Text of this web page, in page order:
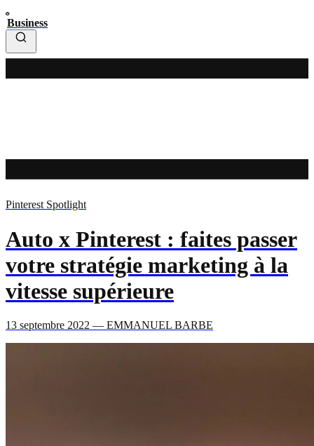
Business
Pinterest Spotlight
Auto x Pinterest : faites passer
votre stratégie marketing à la
vitesse supérieure
13 septembre 2022 — EMMANUEL BARBE